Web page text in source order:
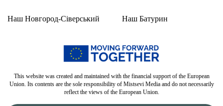
Наш Новгород-Сіверський Наш Батурин
This website was created and maintained with the financial support of the European
Union. Its contents are the sole responsibility of Mistsevi Media and do not necessarily
reflect the views of the European Union.